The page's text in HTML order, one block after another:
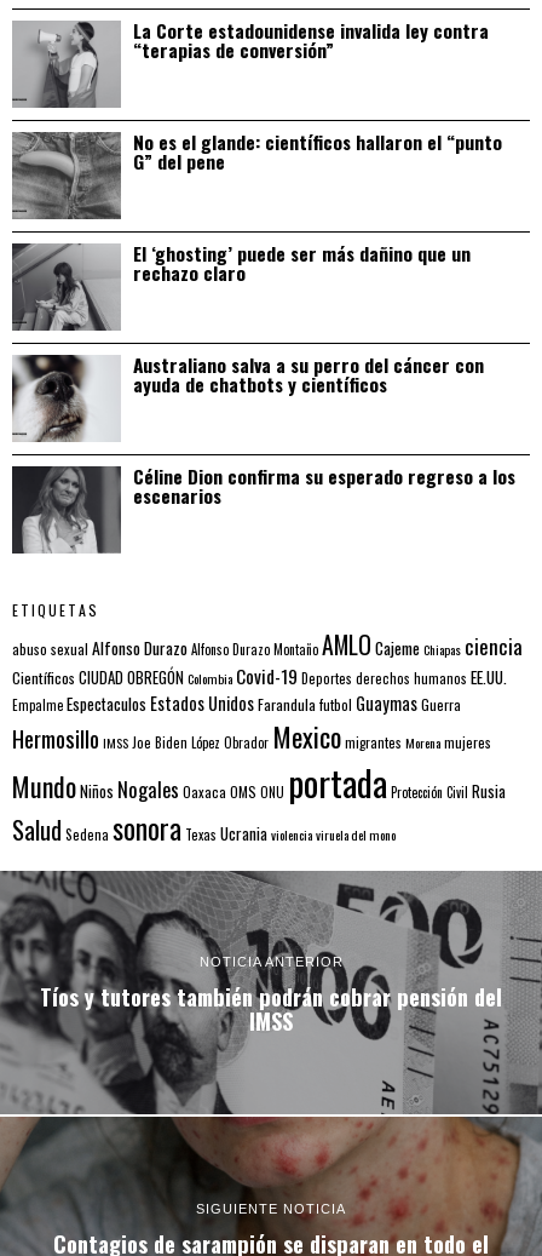
La Corte estadounidense invalida ley contra
“terapias de conversión”
No es el glande: científicos hallaron el “punto
G” del pene
El ‘ghosting’ puede ser más dañino que un
rechazo claro
Australiano salva a su perro del cáncer con
ayuda de chatbots y científicos
Céline Dion confirma su esperado regreso a los
escenarios
ETIQUETAS
abuso sexual Alfonso DurazoAlfonso Durazo MontañoAMLO CajemeChiapas ciencia
Científicos CIUDAD OBREGÓNColombia Covid-19 Deportes derechos humanos EE.UU.
EmpalmeEspectaculos Estados UnidosFarandulafutbol GuaymasGuerra
Hermosillo IMSS Joe Biden López Obrador Mexicomigrantes Morenamujeres
MundoNiños Nogales Oaxaca OMS ONU portada Protección Civil Rusia
Salud Sedena sonora Texas Ucraniaviolenciaviruela del mono
NOTICIA ANTERIOR
Tíos y tutores también podrán cobrar pensión del
IMSS
SIGUIENTE NOTICIA
Contagios de sarampión se disparan en todo el